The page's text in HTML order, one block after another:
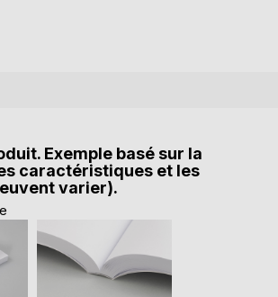
Exemple basé sur la
caractéristiques et les
varier).